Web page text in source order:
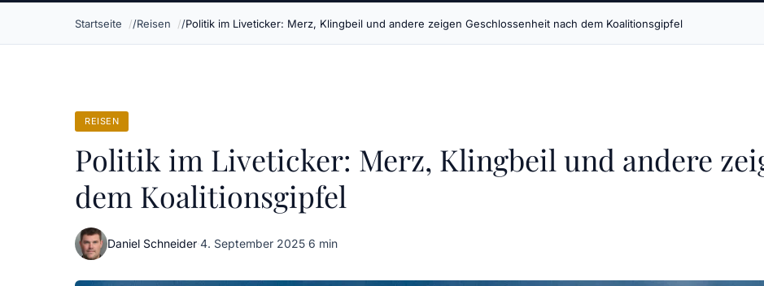
Startseite Reisen Politik im Liveticker: Merz, Klingbeil und andere zeigen Geschlossenheit nach dem Koalitionsgipfel
REISEN
Politik im Liveticker: Merz, Klingbeil und andere
dem Koalitionsgipfel
Daniel Schneider·4. September 2025·6 min